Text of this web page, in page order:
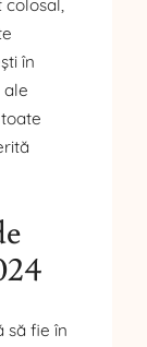
colosal,
în
să fie în